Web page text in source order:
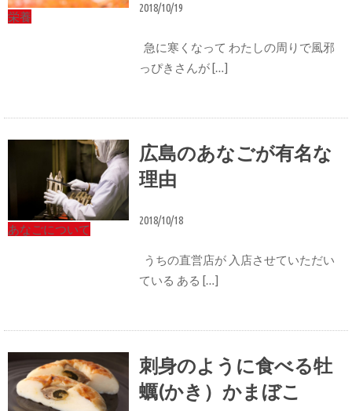
栄養
2018/10/19
急に寒くなって わたしの周りで風邪
っぴきさんが […]
あなごについて
広島のあなごが有名な
理由
2018/10/18
うちの直営店が 入店させていただい
ている ある […]
刺身のように食べる牡
蠣(かき）かまぼこ